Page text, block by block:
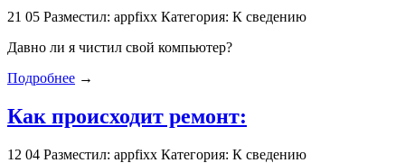
21 05 Разместил: appfixx Категория: К сведению
Давно ли я чистил свой компьютер?
Подробнее →
Как происходит ремонт:
12 04 Разместил: appfixx Категория: К сведению